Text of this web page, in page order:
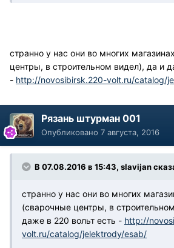
странно у нас они во многих
центры, в строительном видел), да и
- http://novosibirsk.220-volt.ru/catalog/
Рязань штурман 001
Опубликовано 7 августа, 2016
В 07.08.2016 в 15:43, slavijan
странно у нас они во многих
(сварочные центры, в
даже в 220 вольт есть - http://
volt.ru/catalog/jelektrody/esab/